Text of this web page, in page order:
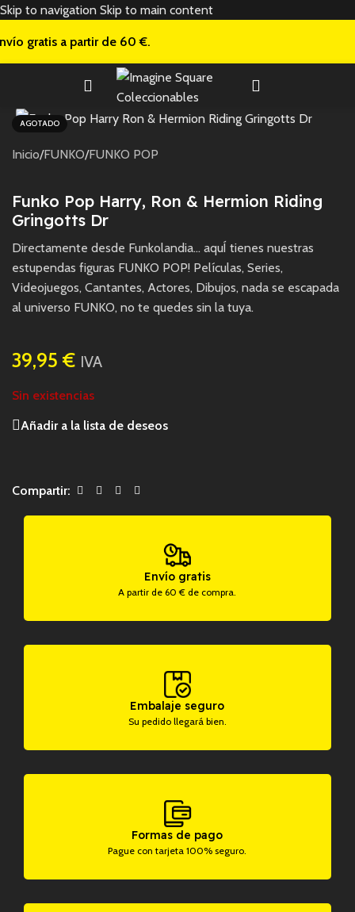
Skip to navigation Skip to main content
gratis a partir de 60 €.
AGOTADO
Inicio/FUNKO/FUNKO POP
Funko Pop Harry, Ron & Hermion Riding
Gringotts Dr
Directamente desde Funkolandia… aquÍ tienes nuestras
estupendas figuras FUNKO POP! Películas, Series,
Videojuegos, Cantantes, Actores, Dibujos, nada se escapada
al universo FUNKO, no te quedes sin la tuya.
39,95 € IVA
Sin existencias
Añadir a la lista de deseos
Compartir:
Envío gratis
A partir de 60 € de compra.
Embalaje seguro
Su pedido llegará bien.
Formas de pago
Pague con tarjeta 100% seguro.